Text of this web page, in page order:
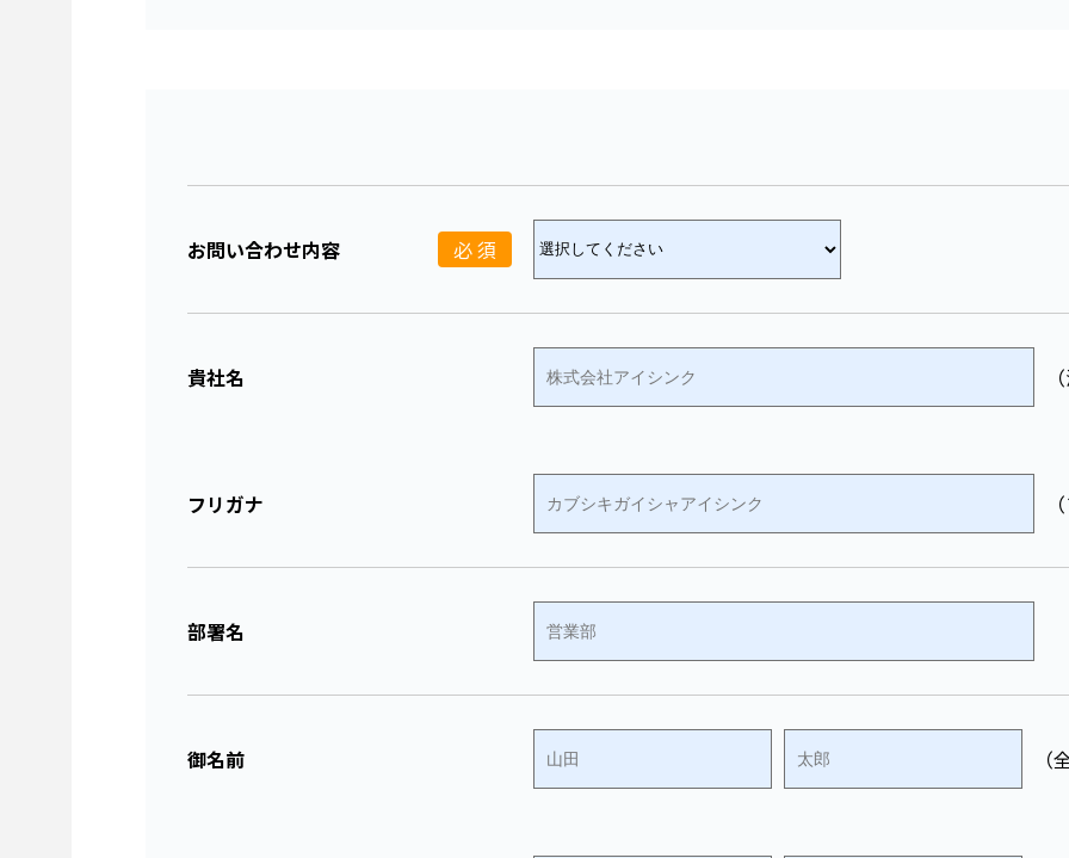
対応させていただきます。
開示等の求めに応じる手続きについては下記窓口にて承っています。
任意性について
個人情報の提供は任意ですが、必要な個人情報の一部または全部を提供されな
お問い合わせにお応え出来ない可能性があります。
個人情報苦情及び相談窓口
株式会社アイシンク
個人情報保護管理者：情報セキュリティ推進室 室長
TEL：03-5408-5800 受付時間9:00～17:30※
※土日、祝祭日、年末年始、ゴールデンウィーク期間は翌営業日以降の
対応とさせていただきます。
お問い合わせ内容 必 須
貴社名
フリガナ
部署名
御名前 （